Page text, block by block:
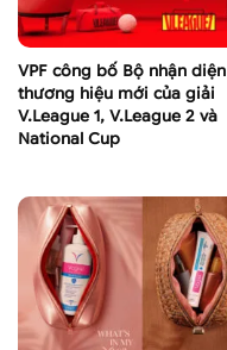
VPF công bố Bộ nhận diện
thương hiệu mới của giải
V.League 1, V.League 2 và
National Cup